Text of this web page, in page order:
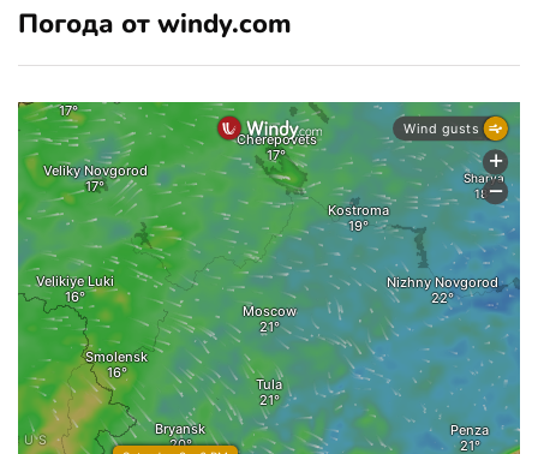
Погода от windy.com